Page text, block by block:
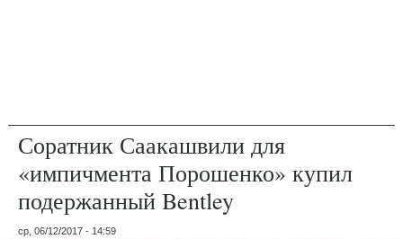
Соратник Саакашвили для
«импичмента Порошенко» купил
подержанный Bentley
ср, 06/12/2017 - 14:59